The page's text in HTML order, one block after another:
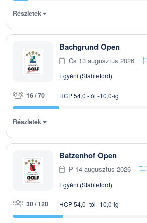
Részletek
Bachgrund Open
Cs 13 augusztus 2026
Egyéni (Stableford)
16 / 70 HCP 54,0 -tól -10,0-ig
Részletek
Batzenhof Open
P 14 augusztus 2026
Egyéni (Stableford)
30 / 120 HCP 54,0 -tól -10,0-ig